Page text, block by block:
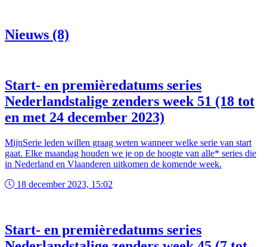
Nieuws (8)
Start- en premièredatums series
Nederlandstalige zenders week 51 (18 tot
en met 24 december 2023)
MijnSerie leden willen graag weten wanneer welke serie van start
gaat. Elke maandag houden we je op de hoogte van alle* series die
in Nederland en Vlaanderen uitkomen de komende week.
18 december 2023, 15:02
Start- en premièredatums series